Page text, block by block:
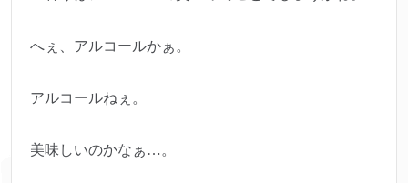
へぇ、アルコールかぁ。
アルコールねぇ。
美味しいのかなぁ…。